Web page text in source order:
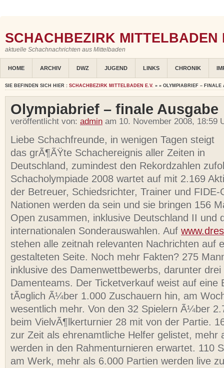
SCHACHBEZIRK MITTELBADEN
aktuelle Schachnachrichten aus Mittelbaden
HOME ARCHIV DWZ JUGEND LINKS CHRONIK
SIE BEFINDEN SICH HIER : SCHACHBEZIRK MITTELBADEN E.V. » » OLYMPIABRIEF – FINALE
Olympiabrief – finale Ausgabe
veröffentlicht von: admin am 10. November 2008,
Liebe Schachfreunde, in wenigen Tagen steigt
das grÃ¶ÃŸte Schachereignis aller Zeiten in
Deutschland, zumindest den Rekordzahlen
Schacholympiade 2008 wartet auf mit 2.169
der Betreuer, Schiedsrichter, Trainer und FIDE-
Nationen werden da sein und sie bringen 156
Open zusammen, inklusive Deutschland II und
internationalen Sonderauswahlen. Auf
stehen alle zeitnah relevanten Nachrichten auf
gestalteten Seite. Noch mehr Fakten? 275
inklusive des Damenwettbewerbs, darunter
Damenteams. Der Ticketverkauf weist auf eine
tÃ¤glich Ã¼ber 1.000 Zuschauern hin, am
wesentlich mehr. Von den 32 Spielern Ã¼ber
beim VielvÃ¶lkerturnier 28 mit von der Partie.
zur Zeit als ehrenamtliche Helfer gelistet, mehr
werden in den Rahmenturnieren erwartet. 110
am Werk, mehr als 6.000 Partien werden live